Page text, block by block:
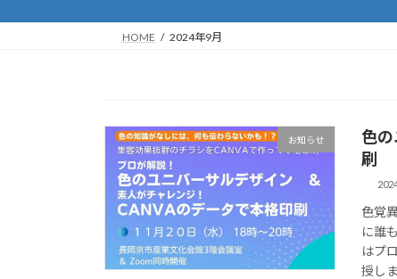
HOME 2024年9月
お知らせ
色
刷
色覚
に誰
はプ
授し